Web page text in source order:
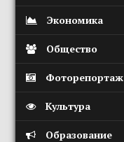
Экономика
Общество
Фоторепортаж
Культура
Образование